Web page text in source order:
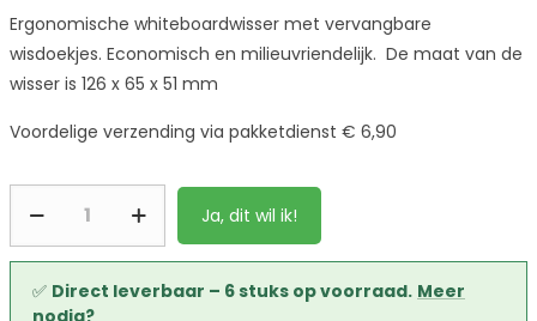
Ergonomische whiteboardwisser met vervangbare
wisdoekjes. Economisch en milieuvriendelijk. De maat van de
wisser is 126 x 65 x 51 mm
Voordelige verzending via pakketdienst € 6,90
Ja, dit wil ik!
✅ Direct leverbaar – 6 stuks op voorraad. Meer
nodig?